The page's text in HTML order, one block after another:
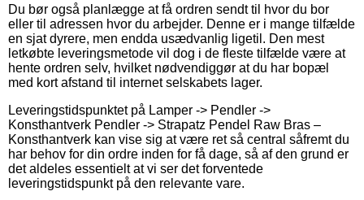
Du bør også planlægge at få ordren sendt til hvor du bor
eller til adressen hvor du arbejder. Denne er i mange tilfælde
en sjat dyrere, men endda usædvanlig ligetil. Den mest
letkøbte leveringsmetode vil dog i de fleste tilfælde være at
hente ordren selv, hvilket nødvendiggør at du har bopæl
med kort afstand til internet selskabets lager.
Leveringstidspunktet på Lamper -> Pendler ->
Konsthantverk Pendler -> Strapatz Pendel Raw Bras –
Konsthantverk kan vise sig at være ret så central såfremt du
har behov for din ordre inden for få dage, så af den grund er
det aldeles essentielt at vi ser det forventede
leveringstidspunkt på den relevante vare.